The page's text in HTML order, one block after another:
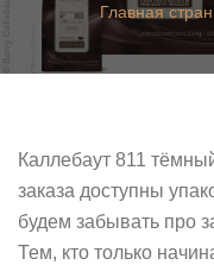
Главная
Каллебаут 811
заказа доступны
будем забывать про
Тем, кто только